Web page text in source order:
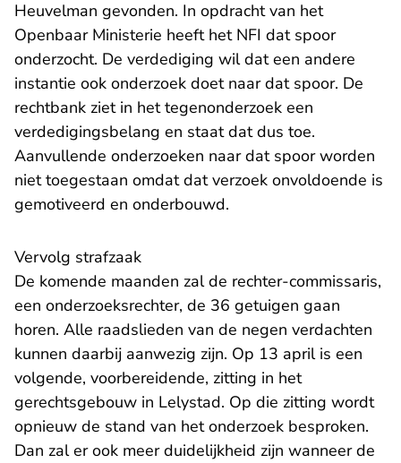
Heuvelman gevonden. In opdracht van het
Openbaar Ministerie heeft het NFI dat spoor
onderzocht. De verdediging wil dat een andere
instantie ook onderzoek doet naar dat spoor. De
rechtbank ziet in het tegenonderzoek een
verdedigingsbelang en staat dat dus toe.
Aanvullende onderzoeken naar dat spoor worden
niet toegestaan omdat dat verzoek onvoldoende is
gemotiveerd en onderbouwd.
Vervolg strafzaak
De komende maanden zal de rechter-commissaris,
een onderzoeksrechter, de 36 getuigen gaan
horen. Alle raadslieden van de negen verdachten
kunnen daarbij aanwezig zijn. Op 13 april is een
volgende, voorbereidende, zitting in het
gerechtsgebouw in Lelystad. Op die zitting wordt
opnieuw de stand van het onderzoek besproken.
Dan zal er ook meer duidelijkheid zijn wanneer de